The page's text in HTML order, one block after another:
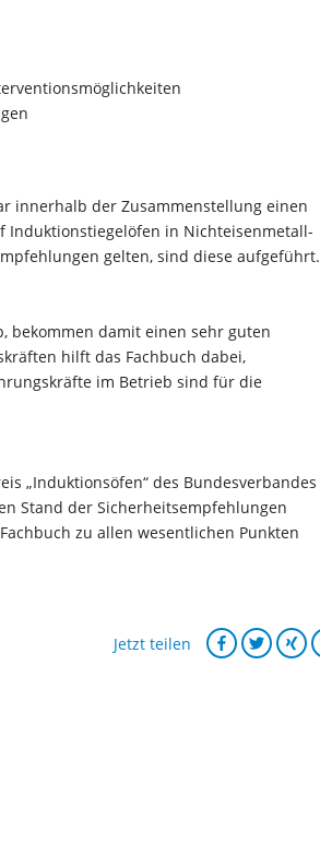
innerhalb der Zusammenstellung einen
Induktionstiegelöfen in Nichteisenmetall-
gelten, sind diese aufgeführt.
bekommen damit einen sehr guten
hilft das Fachbuch dabei,
im Betrieb sind für die
„Induktionsöfen“ des Bundesverbandes
Stand der Sicherheitsempfehlungen
zu allen wesentlichen Punkten
Jetzt teilen